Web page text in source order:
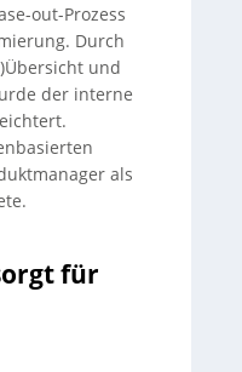
out-Prozess
Durch
und
der interne
als
für